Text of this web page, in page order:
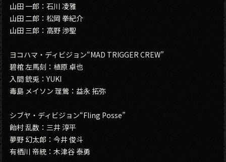
山田 一郎：石川 凌雅
山田 二郎：松岡 拳紀介
山田 三郎：高野 渉聖
ヨコハマ・ディビジョン“MAD TRIGGER CREW”
碧棺 左馬刻：植原 卓也
入間 銃兎：YUKI
毒島 メイソン 理鶯：益永 拓弥
シブヤ・ディビジョン“Fling Posse”
飴村 乱数：三井 淳平
夢野 幻太郎：今井 俊斗
有栖川 帝統：木津谷 泰勇